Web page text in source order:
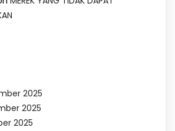
2025
2025
2025